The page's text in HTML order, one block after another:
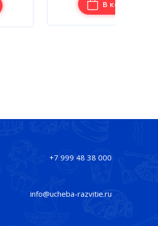
+7 999 48 38 000
info@ucheba-razvitie.ru